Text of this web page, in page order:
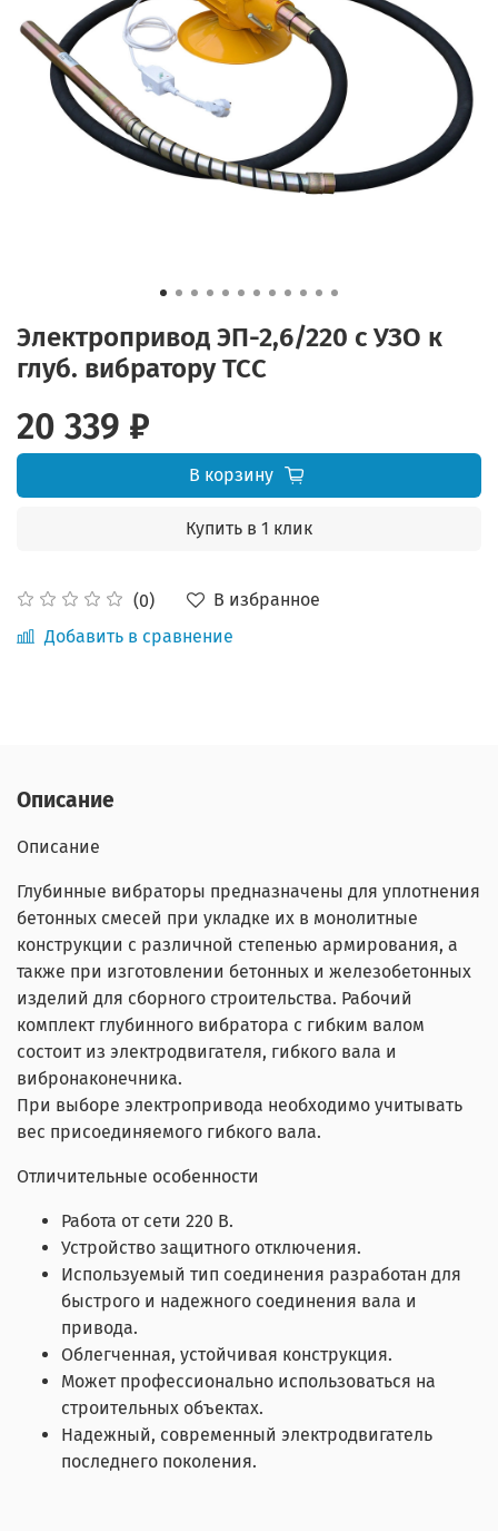
Электропривод ЭП-2,6/220 с УЗО к
глуб. вибратору ТСС
(0)
В избранное
Добавить в сравнение
20 339 ₽
В корзину
Купить в 1 клик
Описание
Описание
Глубинные вибраторы предназначены для уплотнения
бетонных смесей при укладке их в монолитные
конструкции с различной степенью армирования, а
также при изготовлении бетонных и железобетонных
изделий для сборного строительства. Рабочий
комплект глубинного вибратора с гибким валом
состоит из электродвигателя, гибкого вала и
вибронаконечника.
При выборе электропривода необходимо учитывать
вес присоединяемого гибкого вала.
Отличительные особенности
Работа от сети 220 В.
Устройство защитного отключения.
Используемый тип соединения разработан для
быстрого и надежного соединения вала и
привода.
Облегченная, устойчивая конструкция.
Может профессионально использоваться на
строительных объектах.
Надежный, современный электродвигатель
последнего поколения.